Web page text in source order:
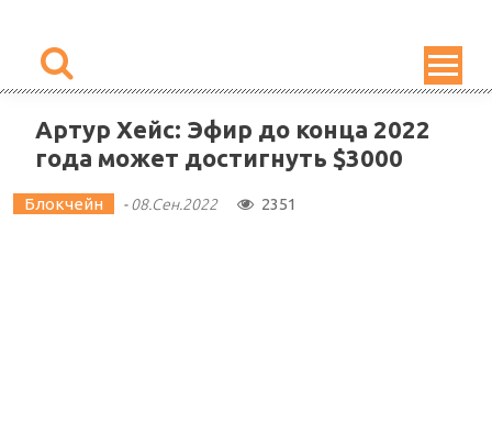
Артур Хейс: Эфир до конца 2022
года может достигнуть $3000
Блокчейн -08.Сен.2022 2351